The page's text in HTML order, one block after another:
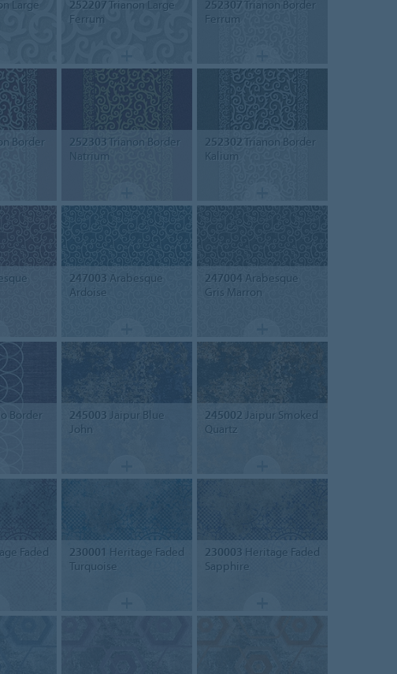
Large
252207Trianon Large
Ferrum
252307Trianon Border
Ferrum
Border
252303Trianon Border
Natrium
252302Trianon Border
Kalium
247003 Arabesque
Ardoise
247004Arabesque
Gris Marron
Border
245003 Jaipur Blue
John
245002 Jaipur Smoked
Quartz
Faded
230001 Heritage Faded
Turquoise
230003 Heritage Faded
Sapphire